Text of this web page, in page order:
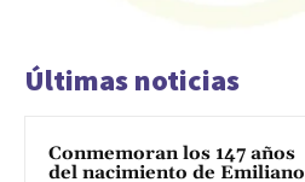
Últimas noticias
Conmemoran los 147 años
del nacimiento de Emiliano